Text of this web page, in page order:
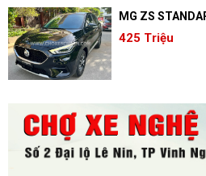
MG ZS
425 Triệu